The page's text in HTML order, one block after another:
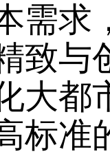
需求
致与
大都
标准